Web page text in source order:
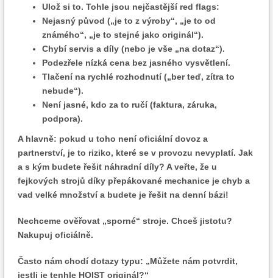
Ulož si to. Tohle jsou nejčastější red flags:
Nejasný původ („je to z výroby“, „je to od
známého“, „je to stejné jako originál“).
Chybí servis a díly (nebo je vše „na dotaz“).
Podezřele nízká cena bez jasného vysvětlení.
Tlačení na rychlé rozhodnutí („ber teď, zítra to
nebude“).
Není jasné, kdo za to ručí (faktura, záruka,
podpora).
A hlavně: pokud u toho není oficiální dovoz a
partnerství, je to riziko, které se v provozu nevyplatí. Jak
a s kým budete řešit náhradní díly? A veřte, že u
fejkových strojů díky přepákované mechanice je chyb a
vad velké množství a budete je řešit na denní bázi!
Nechceme ověřovat „sporné“ stroje. Chceš jistotu?
Nakupuj oficiálně.
Často nám chodí dotazy typu: „Můžete nám potvrdit,
jestli je tenhle HOIST originál?“